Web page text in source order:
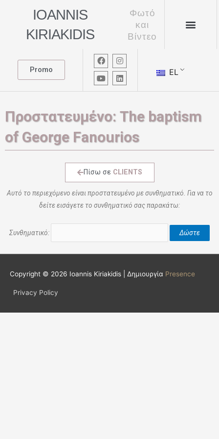
περιεχόμενο
IOANNIS
KIRIAKIDIS
Φωτό
και
Βίντεο
Menu
Promo
F
a
c
e
b
k
I
n
s
t
a
a
m
Y
o
u
t
u
L
i
n
k
e
n
EL
Πρoστατευμένο: The baptism
of George Fanourios
Πίσω σε CLIENTS
Αυτό το περιεχόμενο είναι προστατευμένο με συνθηματικό. Για να το
δείτε εισάγετε το συνθηματικό σας παρακάτω:
Συνθηματικό:
Copyright © 2026 Ioannis Kiriakidis | Δημιουργία Presence
Privacy Policy